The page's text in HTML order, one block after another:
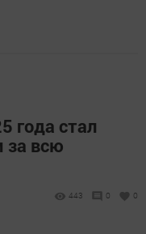
года стал
всю
443 0 0